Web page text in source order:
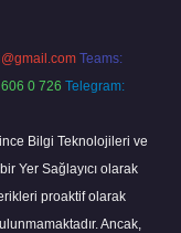
Teams:
0 726 Telegram:
Bilgi Teknolojileri ve
Yer Sağlayıcı olarak
proaktif olarak
Ancak,